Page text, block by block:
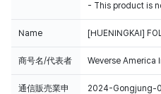
- This product is
Name [HUENINGKAI]
商号名/代表者 Weverse America
通信販売業申
2024-Gongjung-